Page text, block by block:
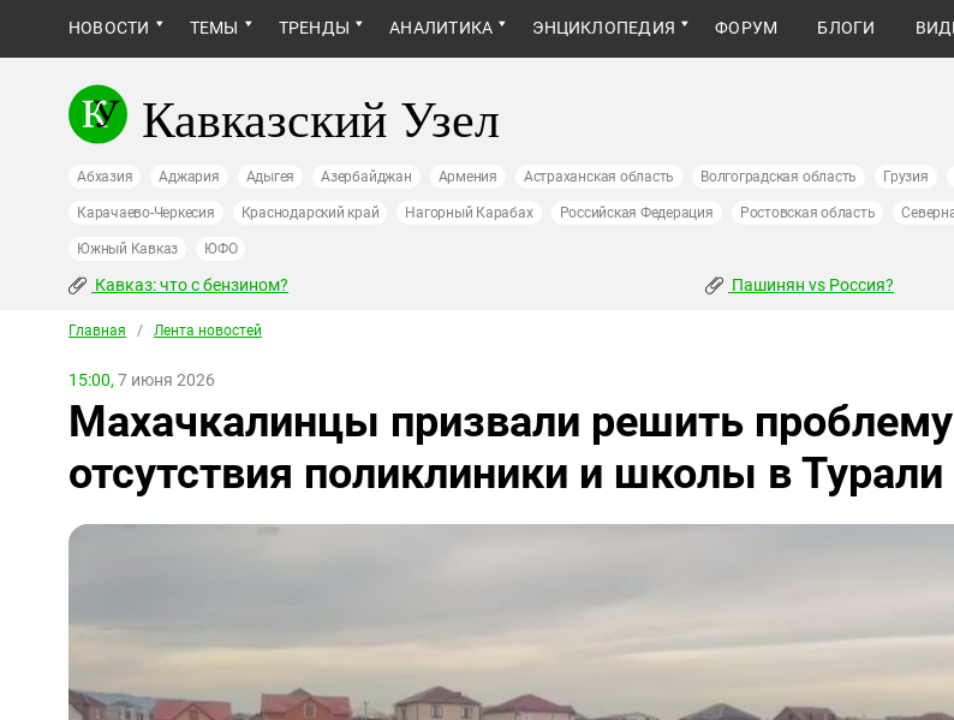
НОВОСТИ ТЕМЫ ТРЕНДЫ АНАЛИТИКА ЭНЦИКЛОПЕДИЯ ФОРУМ БЛОГИ
Кавказский Узел
Абхазия Аджария Адыгея Азербайджан Армения Астраханская область Волгоградская область Грузия
Карачаево-Черкесия Краснодарский край Нагорный Карабах Российская Федерация Ростовская область
Южный Кавказ ЮФО
Кавказ: что с бензином? Пашинян vs Россия?
Главная / Лента новостей
15:00, 7 июня 2026
Махачкалинцы призвали решить проблему
отсутствия поликлиники и школы в Турали